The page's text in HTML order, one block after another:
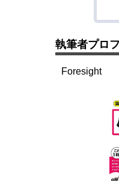
執筆者プロ
Foresight